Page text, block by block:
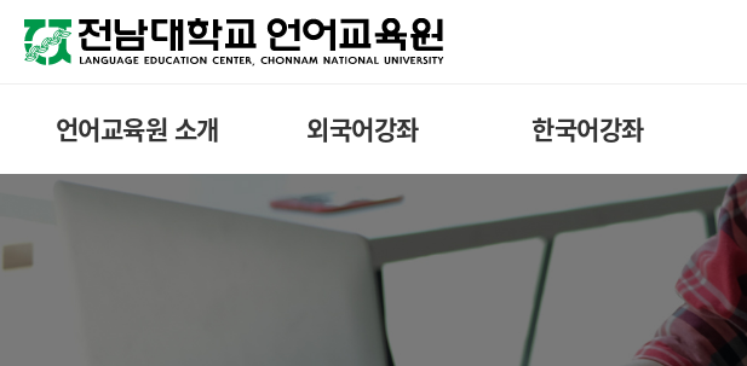
언어교육원 소개 외국어강좌 한국어강좌